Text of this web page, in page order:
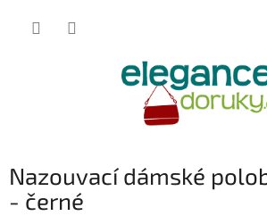
Nazouvací dámské
- černé